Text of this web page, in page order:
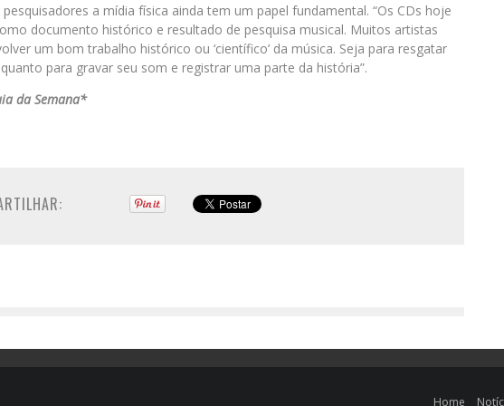
pesquisadores a mídia física ainda tem um papel fundamental. “Os CDs hoje
documento histórico e resultado de pesquisa musical. Muitos artistas
um bom trabalho histórico ou ‘científico’ da música. Seja para resgatar
para gravar seu som e registrar uma parte da história”.
da Semana*
Home